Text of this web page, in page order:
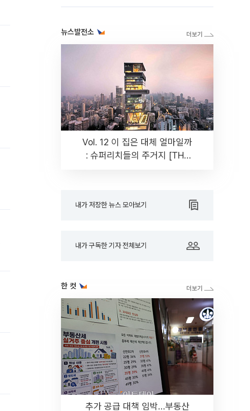
뉴스발전소
Vol. 12 이 집은 대체 얼마일까
: 슈퍼리치들의 주거지 [THE
내가 저장한 뉴스 모아보기
내가 구독한 기자 전체보기
한 컷
추가 공급 대책 임박…부동산